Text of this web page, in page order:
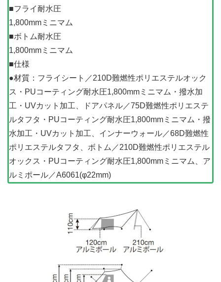
■フライ耐水圧
1,800mmミニマム
■ボトム耐水圧
1,800mmミニマム
■仕様
●材質：フライシート／210D難燃性ポリエステルオック
ス・PUコーティング耐水圧1,800mmミニマム・撥水加
工・UVカット加工、ドアパネル／75D難燃性ポリエステ
ルタフタ・PUコーティング耐水圧1,800mmミニマム・撥
水加工・UVカット加工、インナーウォール／68D難燃性
ポリエステルタフタ、ボトム／210D難燃性ポリエステル
オックス・PUコーティング耐水圧1,800mmミニマム、ア
ルミポール／A6061(φ22mm)